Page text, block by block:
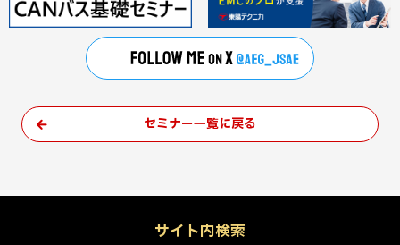
セミナー一覧に戻る
サイト内検索